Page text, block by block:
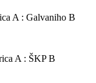
A : Galvaniho B
A : ŠKP B